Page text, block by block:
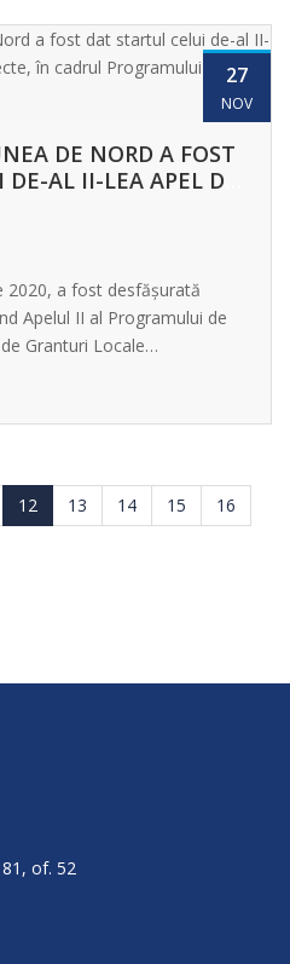
27
NOV
DE NORD A FOST
AL II-LEA APEL DE
2020, a fost desfășurată
Apelul II al Programului de
Granturi Locale…
12 13 14 15
16
of. 52